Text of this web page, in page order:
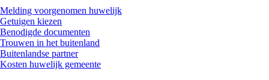
Melding voorgenomen huwelijk
Getuigen kiezen
Benodigde documenten
Trouwen in het buitenland
Buitenlandse partner
Kosten huwelijk gemeente